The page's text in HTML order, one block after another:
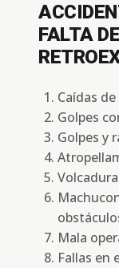
FALTA
Caídas
Golpes
Golpes y
Mala
Fallas en